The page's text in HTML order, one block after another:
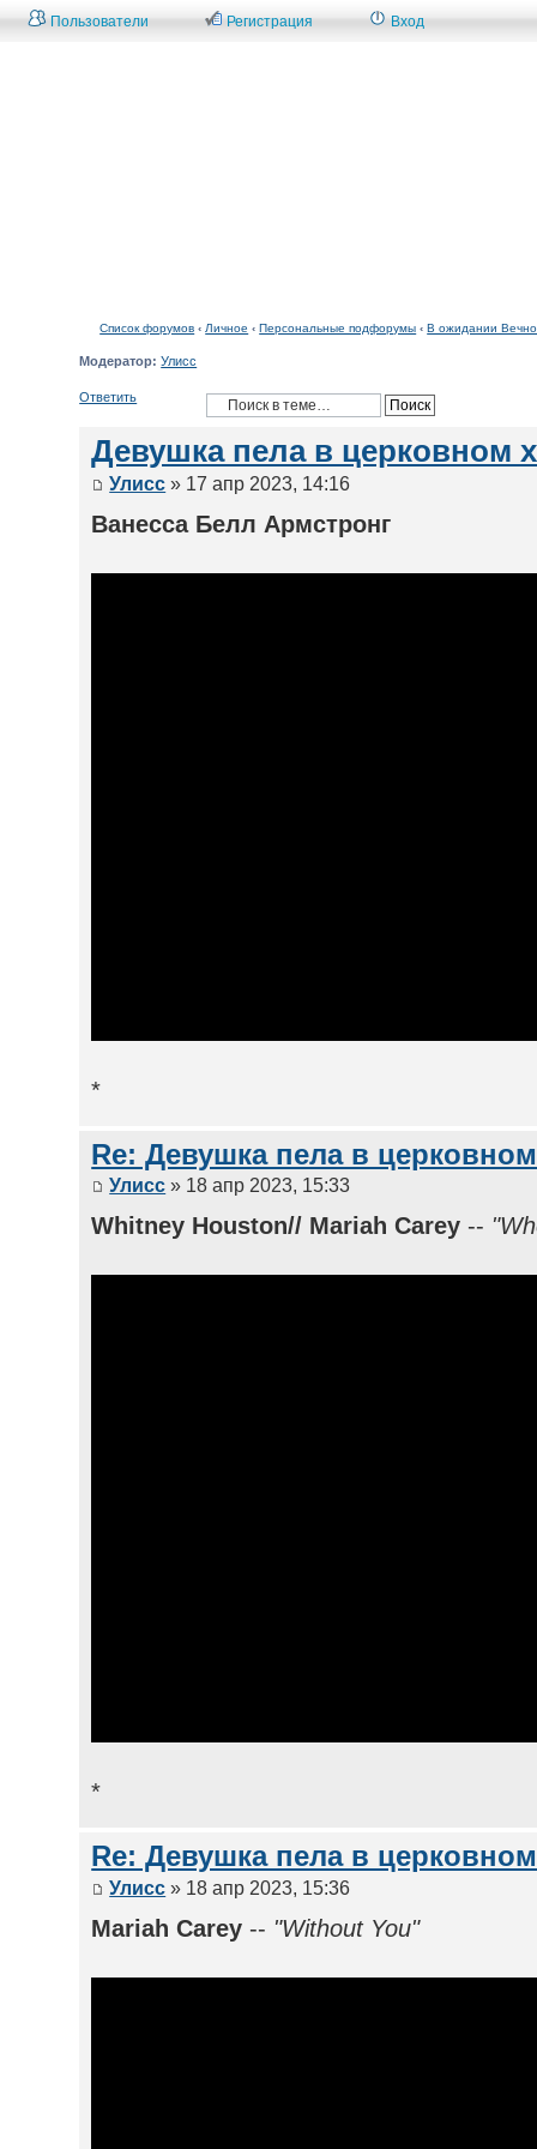
Пользователи Регистрация Вход
Список форумов ‹ Личное ‹ Персональные подфорумы ‹ В ожидании
Модератор: Улисс
Ответить
Девушка пела в церковном
Улисс » 17 апр 2023, 14:16
Ванесса Белл Армстронг
*
Re: Девушка пела в
Улисс » 18 апр 2023, 15:33
Whitney Houston// Mariah Carey --
*
Re: Девушка пела в
Улисс » 18 апр 2023, 15:36
Mariah Carey -- "Without You"